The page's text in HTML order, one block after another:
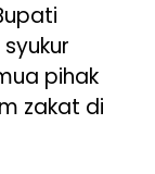
pihak
zakat di